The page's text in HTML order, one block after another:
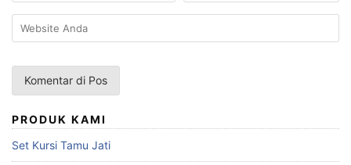
PRODUK KAMI
Set Kursi Tamu Jati